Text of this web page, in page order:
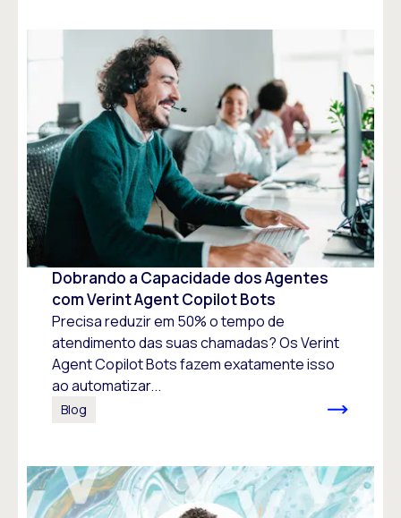
Dobrando a Capacidade dos Agentes
com Verint Agent Copilot Bots
Precisa reduzir em 50% o tempo de
atendimento das suas chamadas? Os Verint
Agent Copilot Bots fazem exatamente isso
ao automatizar...
Blog